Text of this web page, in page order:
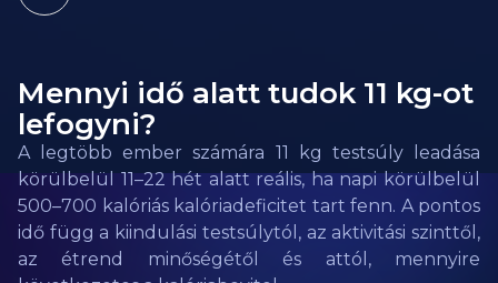
Mennyi idő alatt tudok 11 kg-ot
lefogyni?
A legtöbb ember számára 11 kg testsúly leadása
körülbelül 11–22 hét alatt reális, ha napi körülbelül
500–700 kalóriás kalóriadeficitet tart fenn. A pontos
idő függ a kiindulási testsúlytól, az aktivitási szinttől,
az étrend minőségétől és attól, mennyire